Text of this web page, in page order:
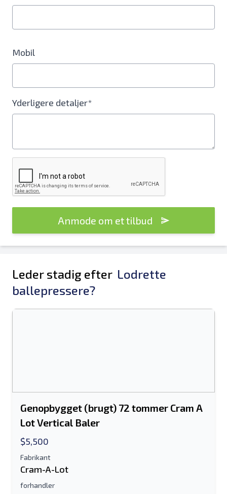
Mobil
Yderligere detaljer*
Anmode om et tilbud
Leder stadig efter Lodrette
ballepressere?
Genopbygget (brugt) 72 tommer Cram A
Lot Vertical Baler
$5,500
Fabrikant
Cram-A-Lot
forhandler